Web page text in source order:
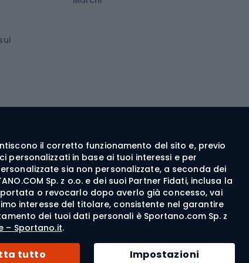
il corretto funzionamento del sito e, previo
personalizzati in base ai tuoi interessi e per
sia non personalizzate, a seconda dei
Sp. z o.o. e dei suoi Partner Fidati, inclusa la
o revocarlo dopo averlo già concesso, vai
interesse del titolare, consistente nel garantire
dei tuoi dati personali è Sportano.com Sp. z
– Sportano.it.
tutto Impostazioni
Guanti da ciclismo
Maglie da ciclismo
Pantaloni da ciclismo
Giacche da bicicletta
Felpe da ciclismo
Cappellini per biciclette